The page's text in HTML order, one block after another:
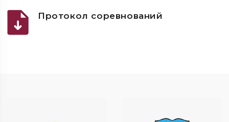
Протокол соревнований